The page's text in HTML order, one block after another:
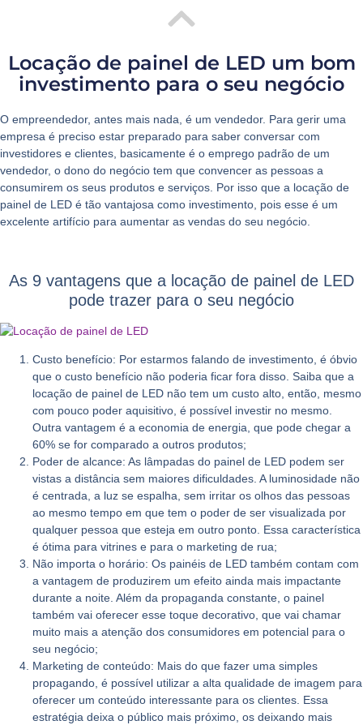
Locação de painel de LED um bom
investimento para o seu negócio
O empreendedor, antes mais nada, é um vendedor. Para gerir uma
empresa é preciso estar preparado para saber conversar com
investidores e clientes, basicamente é o emprego padrão de um
vendedor, o dono do negócio tem que convencer as pessoas a
consumirem os seus produtos e serviços. Por isso que a locação de
painel de LED é tão vantajosa como investimento, pois esse é um
excelente artifício para aumentar as vendas do seu negócio.
As 9 vantagens que a locação de painel de LED
pode trazer para o seu negócio
Custo benefício: Por estarmos falando de investimento, é óbvio
que o custo benefício não poderia ficar fora disso. Saiba que a
locação de painel de LED não tem um custo alto, então, mesmo
com pouco poder aquisitivo, é possível investir no mesmo.
Outra vantagem é a economia de energia, que pode chegar a
60% se for comparado a outros produtos;
Poder de alcance: As lâmpadas do painel de LED podem ser
vistas a distância sem maiores dificuldades. A luminosidade não
é centrada, a luz se espalha, sem irritar os olhos das pessoas
ao mesmo tempo em que tem o poder de ser visualizada por
qualquer pessoa que esteja em outro ponto. Essa característica
é ótima para vitrines e para o marketing de rua;
Não importa o horário: Os painéis de LED também contam com
a vantagem de produzirem um efeito ainda mais impactante
durante a noite. Além da propaganda constante, o painel
também vai oferecer esse toque decorativo, que vai chamar
muito mais a atenção dos consumidores em potencial para o
seu negócio;
Marketing de conteúdo: Mais do que fazer uma simples
propagando, é possível utilizar a alta qualidade de imagem para
oferecer um conteúdo interessante para os clientes. Essa
estratégia deixa o público mais próximo, os deixando mais